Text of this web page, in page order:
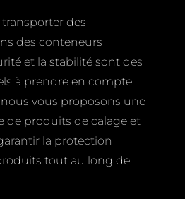
transporter des
des conteneurs
et la stabilité sont des
à prendre en compte.
nous vous proposons une
de produits de calage et
la protection
tout au long de